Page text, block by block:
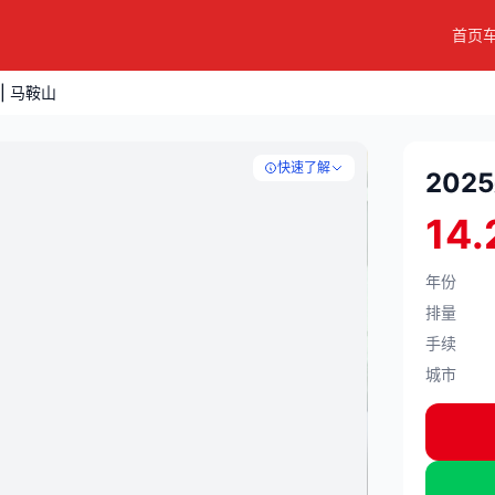
首页
马鞍山
快速了解 2025
年份
排量
手续
城市